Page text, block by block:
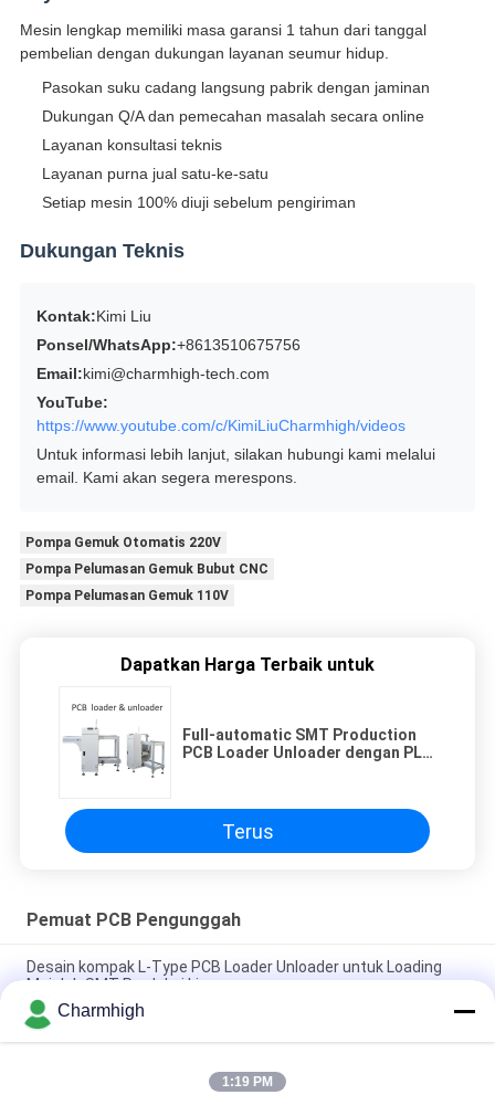
Mesin lengkap memiliki masa garansi 1 tahun dari tanggal
pembelian dengan dukungan layanan seumur hidup.
Pasokan suku cadang langsung pabrik dengan jaminan
Dukungan Q/A dan pemecahan masalah secara online
Layanan konsultasi teknis
Layanan purna jual satu-ke-satu
Setiap mesin 100% diuji sebelum pengiriman
Dukungan Teknis
Kontak:Kimi Liu
Ponsel/WhatsApp:+8613510675756
Email:kimi@charmhigh-tech.com
YouTube:
https://www.youtube.com/c/KimiLiuCharmhigh/videos
Untuk informasi lebih lanjut, silakan hubungi kami melalui
email. Kami akan segera merespons.
Pompa Gemuk Otomatis 220V
Pompa Pelumasan Gemuk Bubut CNC
Pompa Pelumasan Gemuk 110V
Dapatkan Harga Terbaik untuk
Full-automatic SMT Production
PCB Loader Unloader dengan PLC
Terus
Pemuat PCB Pengunggah
Desain kompak L-Type PCB Loader Unloader untuk Loading
Majalah SMT Produksi Line
Full-automatic SMT Production PCB Loader Unloader dengan
PLC Control System dan SMEMA Interface Compatibility
Charmhigh
1:19 PM